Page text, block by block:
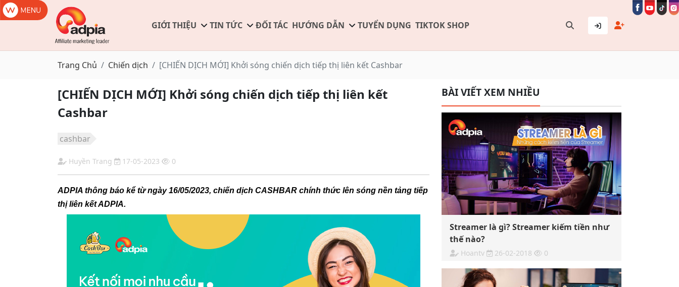
GIỚI THIỆU TIN TỨC ĐỐI TÁC HƯỚNG DẪN TUYỂN DỤNG TIKTOK SHOP
Trang Chủ Chiến dịch [CHIẾN DỊCH MỚI] Khởi sóng chiến dịch tiếp thị liên kết Cashbar
[CHIẾN DỊCH MỚI] Khởi sóng chiến dịch tiếp thị liên kết
Cashbar
cashbar
Huyền Trang 17-05-2023 0
ADPIA thông báo kể từ ngày 16/05/2023, chiến dịch CASHBAR chính thức lên sóng nền tảng tiếp
thị liên kết ADPIA.
BÀI VIẾT XEM NHIỀU
Streamer là gì? Streamer kiếm tiền như
thế nào?
Hoantv 26-02-2018 0